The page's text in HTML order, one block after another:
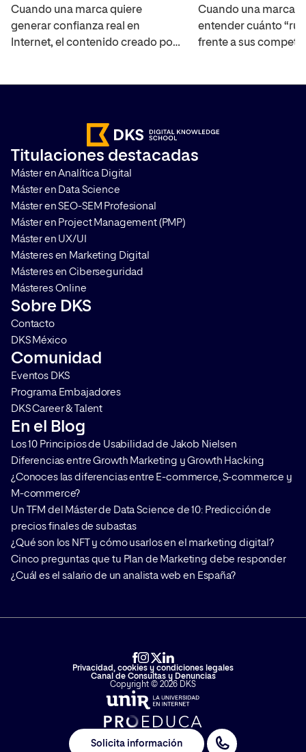
Cuando una marca quiere
generar confianza real en
Internet, el contenido creado por
ayuda a construir credibilidad y
acelera el proceso en la toma de
decisiones de compra. Te
contamos en qué consiste y […]
Cuando una marca
entender cuánto
frente a sus
Titulaciones destacadas
Máster en Analítica Digital
Máster en Data Science
Máster en SEO-SEM Profesional
Máster en Project Management (PMP)
Máster en UX/UI
Másteres en Marketing Digital
Másteres en Ciberseguridad
Másteres Online
Sobre DKS
Contacto
DKS México
Comunidad
Eventos DKS
Programa Embajadores
DKS Career & Talent
En el Blog
Los 10 Principios de Usabilidad de Jakob Nielsen
Diferencias entre Growth Marketing y Growth Hacking
¿Conoces las diferencias entre E-commerce, S-commerce y
M-commerce?
Un TFM del Máster de Data Science de 10: Predicción de
precios finales de subastas
¿Qué son los NFT y cómo usarlos en el marketing digital?
Cinco preguntas que tu Plan de Marketing debe responder
¿Cuál es el salario de un analista web en España?
Privacidad, cookies y condiciones legales
Canal de Consultas y Denuncias
Copyright © 2026 DKS
Solicita información